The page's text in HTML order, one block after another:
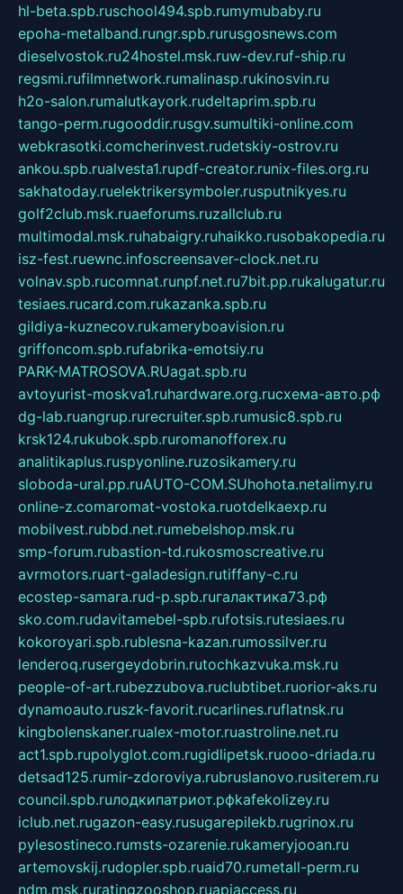
hl-beta.spb.ruschool494.spb.rumymubaby.ru
epoha-metalband.rungr.spb.rurusgosnews.com
dieselvostok.ru24hostel.msk.ruw-dev.ruf-ship.ru
regsmi.rufilmnetwork.rumalinasp.rukinosvin.ru
h2o-salon.rumalutkayork.rudeltaprim.spb.ru
tango-perm.rugooddir.rusgv.sumultiki-online.com
webkrasotki.comcherinvest.rudetskiy-ostrov.ru
ankou.spb.rualvesta1.rupdf-creator.runix-files.org.ru
sakhatoday.ruelektrikersymboler.rusputnikyes.ru
golf2club.msk.ruaeforums.ruzallclub.ru
multimodal.msk.ruhabaigry.ruhaikko.rusobakopedia.ru
isz-fest.ruewnc.infoscreensaver-clock.net.ru
volnav.spb.rucomnat.runpf.net.ru7bit.pp.rukalugatur.ru
tesiaes.rucard.com.rukazanka.spb.ru
gildiya-kuznecov.rukameryboavision.ru
griffoncom.spb.rufabrika-emotsiy.ru
PARK-MATROSOVA.RUagat.spb.ru
avtoyurist-moskva1.ruhardware.org.ruсхема-авто.рф
dg-lab.ruangrup.rurecruiter.spb.rumusic8.spb.ru
krsk124.rukubok.spb.ruromanofforex.ru
analitikaplus.ruspyonline.ruzosikamery.ru
sloboda-ural.pp.ruAUTO-COM.SUhohota.netalimy.ru
online-z.comaromat-vostoka.ruotdelkaexp.ru
mobilvest.rubbd.net.rumebelshop.msk.ru
smp-forum.rubastion-td.rukosmoscreative.ru
avrmotors.ruart-galadesign.rutiffany-c.ru
ecostep-samara.rud-p.spb.ruгалактика73.рф
sko.com.rudavitamebel-spb.rufotsis.rutesiaes.ru
kokoroyari.spb.rublesna-kazan.rumossilver.ru
lenderoq.rusergeydobrin.rutochkazvuka.msk.ru
people-of-art.rubezzubova.ruclubtibet.ruorior-aks.ru
dynamoauto.ruszk-favorit.rucarlines.ruflatnsk.ru
kingbolenskaner.rualex-motor.ruastroline.net.ru
act1.spb.rupolyglot.com.rugidlipetsk.ruooo-driada.ru
detsad125.rumir-zdoroviya.rubruslanovo.rusiterem.ru
council.spb.ruлодкипатриот.рфkafekolizey.ru
iclub.net.rugazon-easy.rusugarepilekb.rugrinox.ru
pylesostineco.rumsts-ozarenie.rukameryjooan.ru
artemovskij.rudopler.spb.ruaid70.rumetall-perm.ru
ndm.msk.ruratingzooshop.ruapiaccess.ru